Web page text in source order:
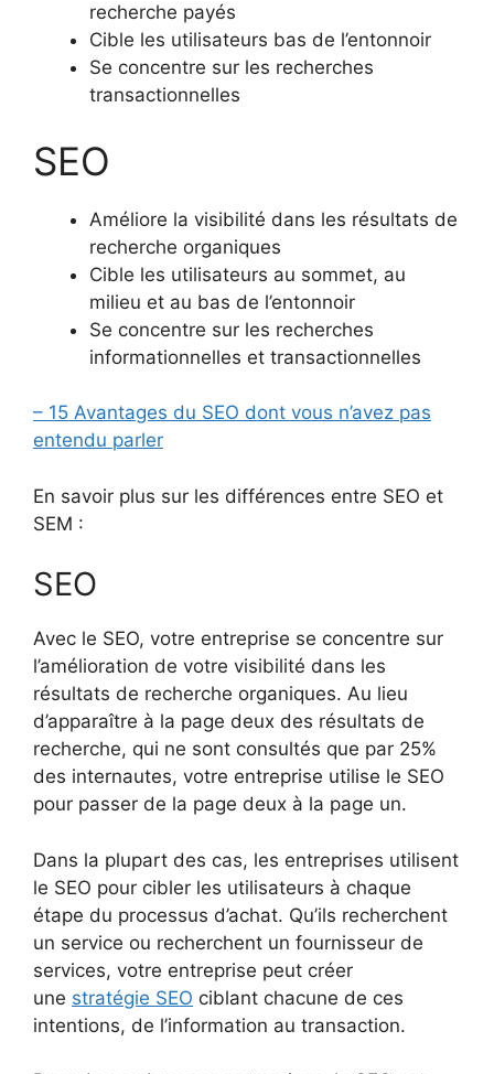
recherche payés
Cible les utilisateurs bas de l’entonnoir
Se concentre sur les recherches
transactionnelles
SEO
Améliore la visibilité dans les résultats de
recherche organiques
Cible les utilisateurs au sommet, au
milieu et au bas de l’entonnoir
Se concentre sur les recherches
informationnelles et transactionnelles
– 15 Avantages du SEO dont vous n’avez pas
entendu parler
En savoir plus sur les différences entre SEO et
SEM :
SEO
Avec le SEO, votre entreprise se concentre sur
l’amélioration de votre visibilité dans les
résultats de recherche organiques. Au lieu
d’apparaître à la page deux des résultats de
recherche, qui ne sont consultés que par 25%
des internautes, votre entreprise utilise le SEO
pour passer de la page deux à la page un.
Dans la plupart des cas, les entreprises utilisent
le SEO pour cibler les utilisateurs à chaque
étape du processus d’achat. Qu’ils recherchent
un service ou recherchent un fournisseur de
services, votre entreprise peut créer
une stratégie SEO ciblant chacune de ces
intentions, de l’information au transaction.